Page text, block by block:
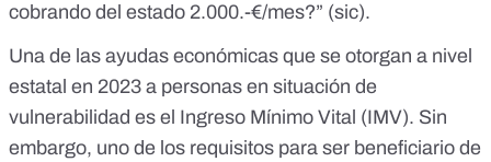
cobrando del estado 2.000.-€/mes?” (sic).
Una de las ayudas económicas que se otorgan a nivel
estatal en 2023 a personas en situación de
vulnerabilidad es el Ingreso Mínimo Vital (IMV). Sin
embargo, uno de los requisitos para ser beneficiario de